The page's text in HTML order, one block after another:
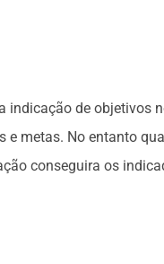
indicação de objetivos
e metas. No entanto
conseguira os